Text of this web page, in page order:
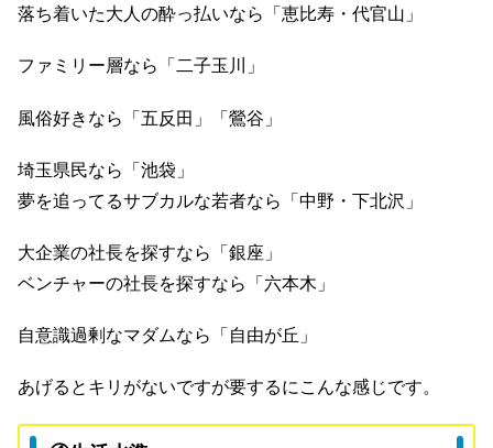
落ち着いた大人の酔っ払いなら「恵比寿・代官山」
ファミリー層なら「二子玉川」
風俗好きなら「五反田」「鶯谷」
埼玉県民なら「池袋」
夢を追ってるサブカルな若者なら「中野・下北沢」
大企業の社長を探すなら「銀座」
ベンチャーの社長を探すなら「六本木」
自意識過剰なマダムなら「自由が丘」
あげるとキリがないですが要するにこんな感じです。